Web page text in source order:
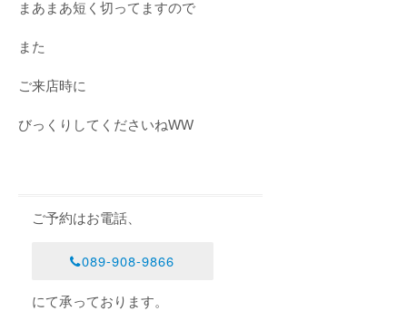
まあまあ短く切ってますので
また
ご来店時に
びっくりしてくださいねWW
ご予約はお電話、
089-908-9866
にて承っております。